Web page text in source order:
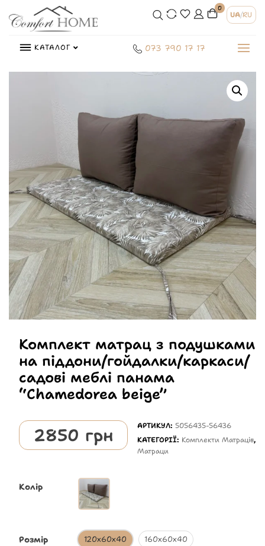
0
UA/RU
КАТАЛОГ 073 790 17 17
Комплект матрац з подушками
на піддони/гойдалки/каркаси/
садові меблі панама
“Chamedorea beige”
2850 грн АРТИКУЛ: 5056435-56436
КАТЕГОРІЇ: Комплекти Матраців,
Матраци
Колір
Розмір 120х60х40 160х60х40